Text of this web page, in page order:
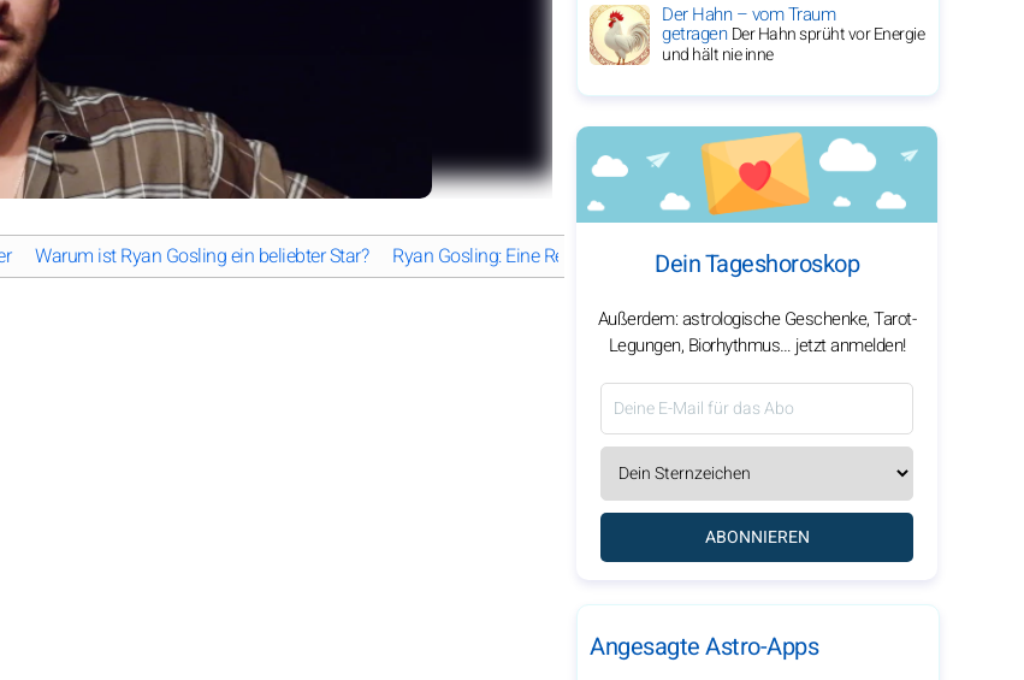
Warum ist Ryan Gosling ein beliebter Star? Ryan Gosling: Eine Reise cineastischer Brillanz Ryan Gosling: Ein fesselndes
Der Hahn – vom Traum
getragenDer Hahn sprüht vor Energie
und hält nie inne
Dein Tageshoroskop
Außerdem: astrologische Geschenke, Tarot-
Legungen, Biorhythmus… jetzt anmelden!
ABONNIEREN
Angesagte Astro-Apps